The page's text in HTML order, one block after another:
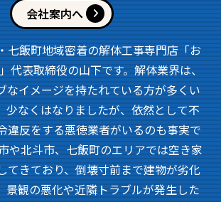
七飯町地域密着の解体工事専門店「お
代表取締役の山下です。解体業界は、
なイメージを持たれている方が多くい
少なくはなりましたが、依然として不
違反をする悪徳業者がいるのも事実で
や北斗市、七飯町のエリアでは空き家
てきており、倒壊寸前まで建物が劣化
景観の悪化や近隣トラブルが発生した
会社案内へ